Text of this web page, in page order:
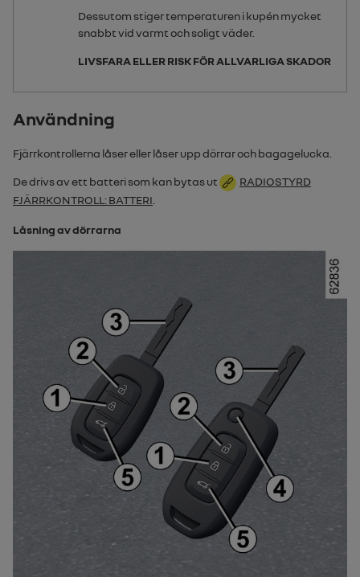
Dessutom stiger temperaturen i kupén mycket
snabbt vid varmt och soligt väder.
LIVSFARA ELLER RISK FÖR ALLVARLIGA SKADOR
Användning
Fjärrkontrollerna låser eller låser upp dörrar och bagagelucka.
De drivs av ett batteri som kan bytas ut
RADIOSTYRD
FJÄRRKONTROLL: BATTERI
Låsning av dörrarna